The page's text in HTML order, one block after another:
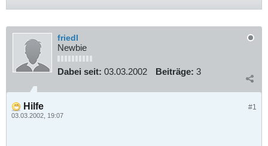
friedl
Newbie
Dabei seit: 03.03.2002 Beiträge: 3
#1
Hilfe
03.03.2002, 19:07